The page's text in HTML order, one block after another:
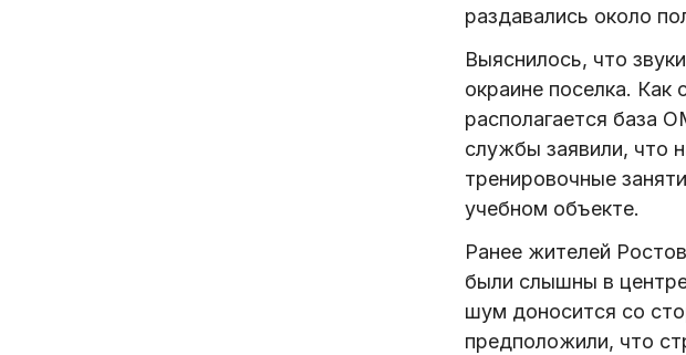
раздавались около
Выяснилось, что
окраине поселка. Как
располагается база
службы заявили, что
тренировочные
учебном объекте.
Ранее жителей
были слышны в
шум доносится со
предположили, что